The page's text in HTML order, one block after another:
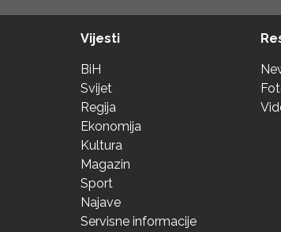
Vijesti
BiH
Svijet
Regija
Ekonomija
Kultura
Magazin
Sport
Najave
Servisne informacije